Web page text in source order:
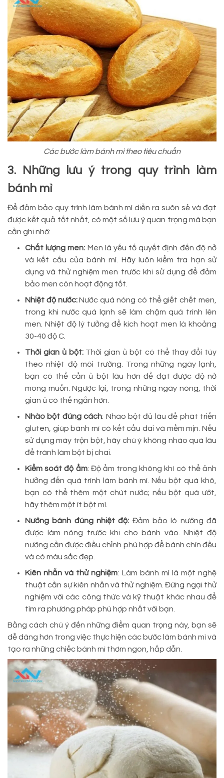
Các bước làm bánh mì theo tiêu chuẩn
3. Những lưu ý trong quy trình làm
bánh mì
Để đảm bảo quy trình làm bánh mì diễn ra suôn sẻ và đạt
được kết quả tốt nhất, có một số lưu ý quan trọng mà bạn
cần ghi nhớ:
Chất lượng men: Men là yếu tố quyết định đến độ nở
và kết cấu của bánh mì. Hãy luôn kiểm tra hạn sử
dụng và thử nghiệm men trước khi sử dụng để đảm
bảo men còn hoạt động tốt.
Nhiệt độ nước:Nước quá nóng có thể giết chết men,
trong khi nước quá lạnh sẽ làm chậm quá trình lên
men. Nhiệt độ lý tưởng để kích hoạt men là khoảng
30-40 độ C.
Thời gian ủ bột: Thời gian ủ bột có thể thay đổi tùy
theo nhiệt độ môi trường. Trong những ngày lạnh,
bạn có thể cần ủ bột lâu hơn để đạt được độ nở
mong muốn. Ngược lại, trong những ngày nóng, thời
gian ủ có thể ngắn hơn.
Nhào bột đúng cách: Nhào bột đủ lâu để phát triển
gluten, giúp bánh mì có kết cấu dai và mềm mịn. Nếu
sử dụng máy trộn bột, hãy chú ý không nhào quá lâu
để tránh làm bột bị chai.
Kiểm soát độ ẩm: Độ ẩm trong không khí có thể ảnh
hưởng đến quá trình làm bánh mì. Nếu bột quá khô,
bạn có thể thêm một chút nước; nếu bột quá ướt,
hãy thêm một ít bột mì.
Nướng bánh đúng nhiệt độ: Đảm bảo lò nướng đã
được làm nóng trước khi cho bánh vào. Nhiệt độ
nướng cần được điều chỉnh phù hợp để bánh chín đều
và có màu sắc đẹp.
Kiên nhẫn và thử nghiệm: Làm bánh mì là một nghệ
thuật cần sự kiên nhẫn và thử nghiệm. Đừng ngại thử
nghiệm với các công thức và kỹ thuật khác nhau để
tìm ra phương pháp phù hợp nhất với bạn.
Bằng cách chú ý đến những điểm quan trọng này, bạn sẽ
dễ dàng hơn trong việc thực hiện các bước làm bánh mì và
tạo ra những chiếc bánh mì thơm ngon, hấp dẫn.